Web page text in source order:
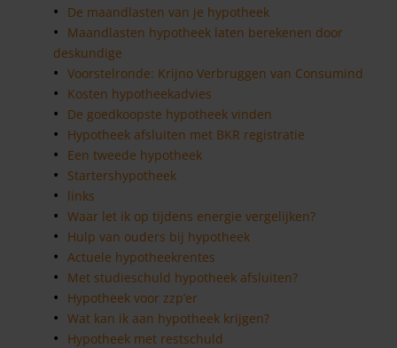
De maandlasten van je hypotheek
Maandlasten hypotheek laten berekenen door
deskundige
Voorstelronde: Krijno Verbruggen van Consumind
Kosten hypotheekadvies
De goedkoopste hypotheek vinden
Hypotheek afsluiten met BKR registratie
Een tweede hypotheek
Startershypotheek
links
Waar let ik op tijdens energie vergelijken?
Hulp van ouders bij hypotheek
Actuele hypotheekrentes
Met studieschuld hypotheek afsluiten?
Hypotheek voor zzp’er
Wat kan ik aan hypotheek krijgen?
Hypotheek met restschuld